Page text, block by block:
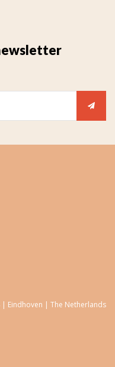
| Eindhoven | The Netherlands